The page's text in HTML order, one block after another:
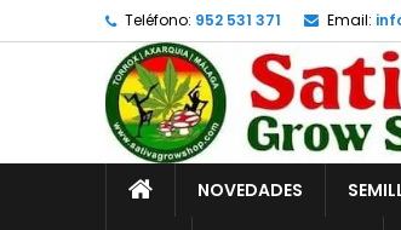
Teléfono: 952 531 371 Email:
INICIONOVEDADES